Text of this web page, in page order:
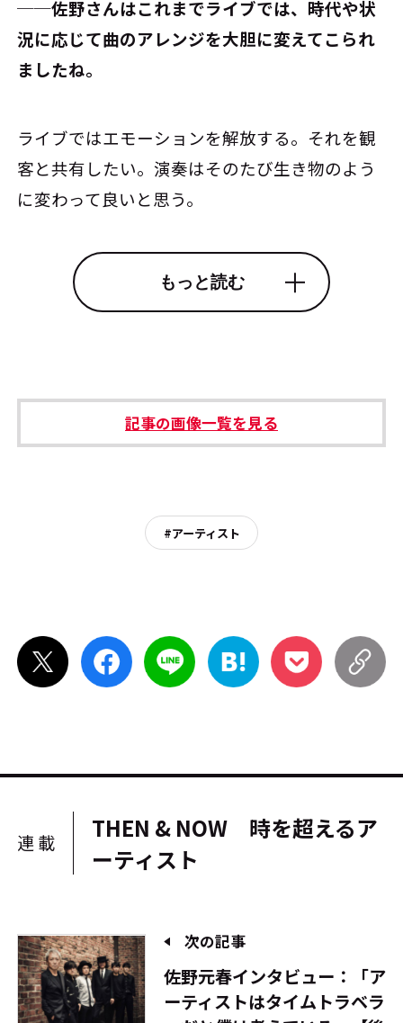
──佐野さんはこれまでライブでは、時代や状
況に応じて曲のアレンジを大胆に変えてこられ
ましたね。
ライブではエモーションを解放する。それを観
客と共有したい。演奏はそのたび生き物のよう
に変わって良いと思う。
もっと読む
記事の画像一覧を見る
#アーティスト
連載
THEN & NOW 時を超えるア
ーティスト
次の記事
佐野元春インタビュー：「ア
ーティストはタイムトラベラ